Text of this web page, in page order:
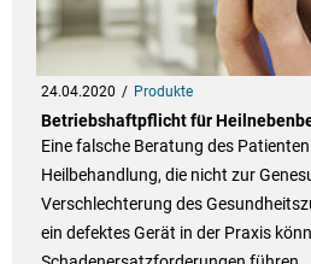
24.04.2020 Produkte
Betriebshaftpflicht für
Eine falsche Beratung des
Heilbehandlung, die nicht zur
Verschlechterung des
ein defektes Gerät in der Praxis